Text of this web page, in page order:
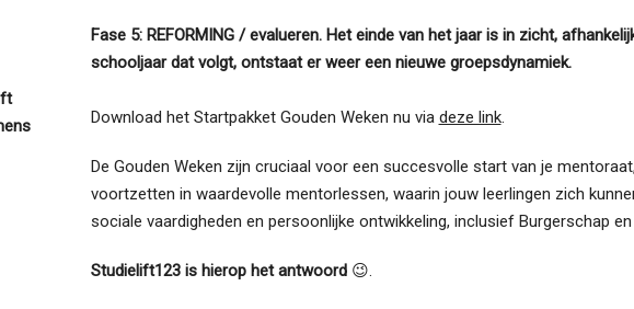
Fase 5: REFORMING / evalueren. Het einde van het jaar is in zicht,
schooljaar dat volgt, ontstaat er weer een nieuwe groepsdynamiek.
Download het Startpakket Gouden Weken nu via deze link.
De Gouden Weken zijn cruciaal voor een succesvolle start van je
voortzetten in waardevolle mentorlessen, waarin jouw leerlingen zich
sociale vaardigheden en persoonlijke ontwikkeling, inclusief Burgerschap en
Studielift123 is hierop het antwoord😉.